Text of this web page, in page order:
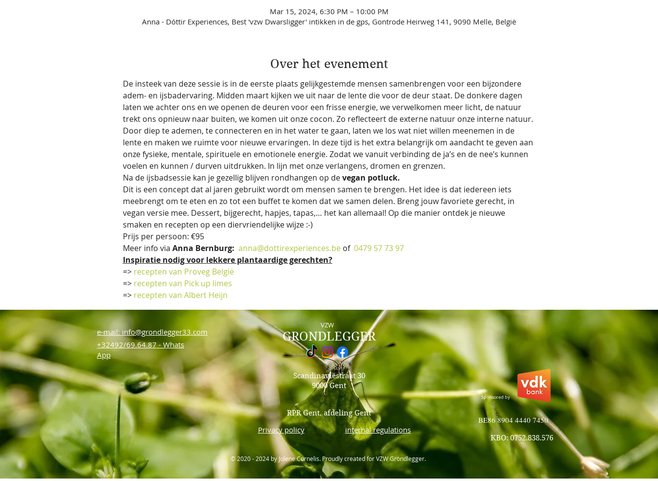
Mar 15, 2024, 6:30 PM – 10:00 PM
Anna - Dóttir Experiences, Best 'vzw Dwarsligger' intikken in de gps, Gontrode Heirweg 141, 9090 Melle, België
Over het evenement
De insteek van deze sessie is in de eerste plaats gelijkgestemde mensen samenbrengen voor een bijzondere
adem- en ijsbadervaring. Midden maart kijken we uit naar de lente die voor de deur staat. De donkere dagen
laten we achter ons en we openen de deuren voor een frisse energie, we verwelkomen meer licht, de natuur
trekt ons opnieuw naar buiten, we komen uit onze cocon. Zo reflecteert de externe natuur onze interne natuur.
Door diep te ademen, te connecteren en in het water te gaan, laten we los wat niet willen meenemen in de
lente en maken we ruimte voor nieuwe ervaringen. In deze tijd is het extra belangrijk om aandacht te geven aan
onze fysieke, mentale, spirituele en emotionele energie. Zodat we vanuit verbinding de ja’s en de nee’s kunnen
voelen en kunnen / durven uitdrukken. In lijn met onze verlangens, dromen en grenzen.
Na de ijsbadsessie kan je gezellig blijven rondhangen op de vegan potluck.
Dit is een concept dat al jaren gebruikt wordt om mensen samen te brengen. Het idee is dat iedereen iets
meebrengt om te eten en zo tot een buffet te komen dat we samen delen. Breng jouw favoriete gerecht, in
vegan versie mee. Dessert, bijgerecht, hapjes, tapas,… het kan allemaal! Op die manier ontdek je nieuwe
smaken en recepten op een diervriendelijke wijze :-)
Prijs per persoon: €95
Meer info via Anna Bernburg: anna@dottirexperiences.be of 0479 57 73 97
Inspiratie nodig voor lekkere plantaardige gerechten?
=> recepten van Proveg België
=> recepten van Pick up limes
=> recepten van Albert Heijn
e-mail: info@grondlegger33.com
+32492/69.64.87 - Whats
App
VZW
GRONDLEGGER
Scandinaviëstraat 30
9000 Gent
RPR Gent, afdeling Gent
Privacy policy internal regulations
Sponsored by
BE86 8904 4440 7450
KBO: 0752.838.576
© 2020 - 2024by Jolene Cornelis. Proudly created for VZW Grondlegger.